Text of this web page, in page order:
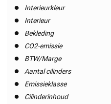
Interieurkleur
Interieur
Bekleding
CO2-emissie
BTW/Marge
Aantal cilinders
Emissieklasse
Cilinderinhoud